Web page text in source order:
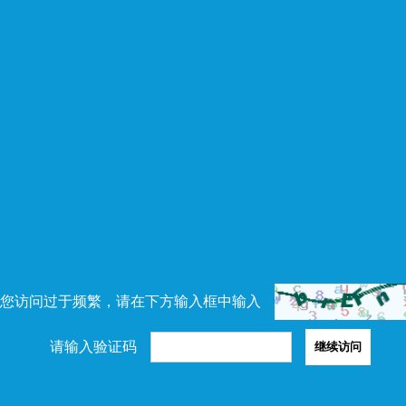
访问过于频繁，请在下方输入框中输入
请输入验证码 继续访问